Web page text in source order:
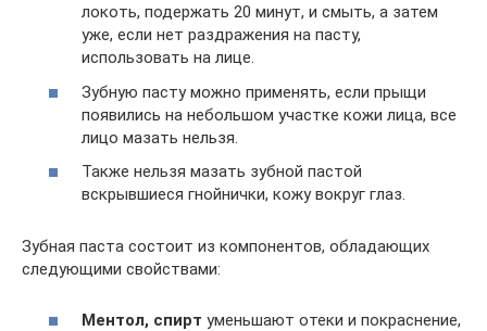
локоть, подержать 20 минут, и смыть, а затем
уже, если нет раздражения на пасту,
использовать на лице.
Зубную пасту можно применять, если прыщи
появились на небольшом участке кожи лица, все
лицо мазать нельзя.
Также нельзя мазать зубной пастой
вскрывшиеся гнойнички, кожу вокруг глаз.
Зубная паста состоит из компонентов, обладающих
следующими свойствами:
Ментол, спирт уменьшают отеки и покраснение,